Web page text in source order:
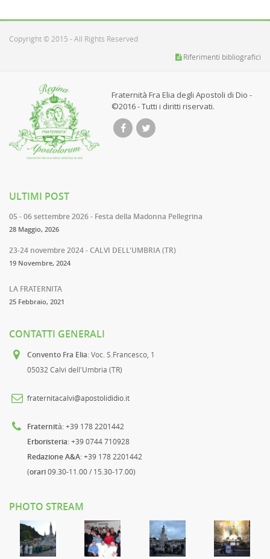
Copyright © 2015 - All Rights Reserved
Riferimenti bibliografici
Fraternità Fra Elia degli Apostoli di Dio -
©2016 - Tutti i diritti riservati.
ULTIMI POST
05 - 06 settembre 2026 - Festa della Madonna Pellegrina
28 Maggio, 2026
23-24 novembre 2024 - CALVI DELL'UMBRIA (TR)
19 Novembre, 2024
LA FRATERNITA
25 Febbraio, 2021
CONTATTI GENERALI
Convento Fra Elia: Voc. S.Francesco, 1
05032 Calvi dell'Umbria (TR)
fraternitacalvi@apostolididio.it
Fraternità: +39 178 2201442
Erboristeria: +39 0744 710928
Redazione A&A: +39 178 2201442
(orari09.30-11.00 / 15.30-17.00)
PHOTO STREAM